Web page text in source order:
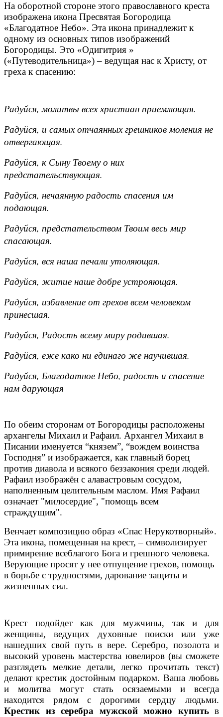
На оборотной стороне этого православного креста
изображена икона Пресвятая Богородица
«Благодатное Небо». Эта икона принадлежит к
одному из основных типов изображений
Богородицы. Это «Одигитрия »
(«Путеводительница») – ведущая нас к Христу, от
греха к спасению:
Радуйся, молитвы всех христиан приемлющая.
Радуйся, и самых отчаянных грешников моления не
отвергающая.
Радуйся, к Сыну Твоему о них
предстательствующая.
Радуйся, нечаянную радость спасения им
подающая.
Радуйся, предстательством Твоим весь мир
спасающая.
Радуйся, вся наша печали утоляющая.
Радуйся, житие наше добре устрояющая.
Радуйся, избавление от грехов всем человеком
принесшая.
Радуйся, Радость всему миру родившая.
Радуйся, еже како ни единаго же научившая.
Радуйся, Благодатное Небо, радость и спасение
нам дарующая
По обеим сторонам от Богородицы расположены
архангелы Михаил и Рафаил. Архангел Михаил в
Писании именуется “князем”, “вождем воинства
Господня” и изображается, как главный борец
против диавола и всякого беззакония среди людей.
Рафаил изображён с алавастровым сосудом,
наполненным целительным маслом. Имя Рафаил
означает "милосердие", "помощь всем
страждущим".
Венчает композицию образ «Спас Нерукотворный».
Эта икона, помещенная на крест, – символизирует
примирение всеблагого Бога и грешного человека.
Верующие просят у нее отпущение грехов, помощь
в борьбе с трудностями, дарование защиты и
жизненных сил.
Крест подойдет как для мужчины, так и для
женщины, ведущих духовные поиски или уже
нашедших свой путь в вере. Серебро, позолота и
высокий уровень мастерства ювелиров (вы сможете
разглядеть мелкие детали, легко прочитать текст)
делают крестик достойным подарком. Ваша любовь
и молитва могут стать осязаемыми и всегда
находится рядом с дорогими сердцу людьми.
Крестик из серебра мужской можно купитьв